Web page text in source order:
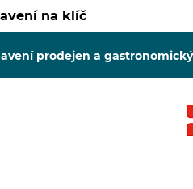
na klíč
prodejen a